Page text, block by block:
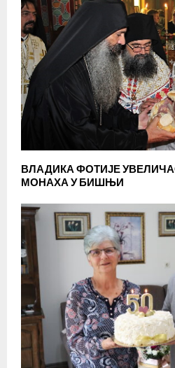
ВЛАДИКА ФОТИЈЕ
МОНАХА У БИШЊИ